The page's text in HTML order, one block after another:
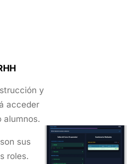
y
acceder
alumnos.
sus
roles.